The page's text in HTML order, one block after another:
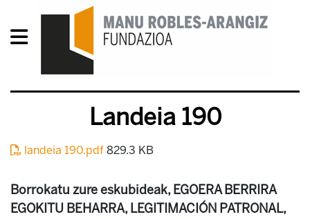
Landeia 190
landeia 190.pdf 829.3 KB
Borrokatu zure eskubideak, EGOERA BERRIRA
EGOKITU BEHARRA, LEGITIMACIÓN PATRONAL,